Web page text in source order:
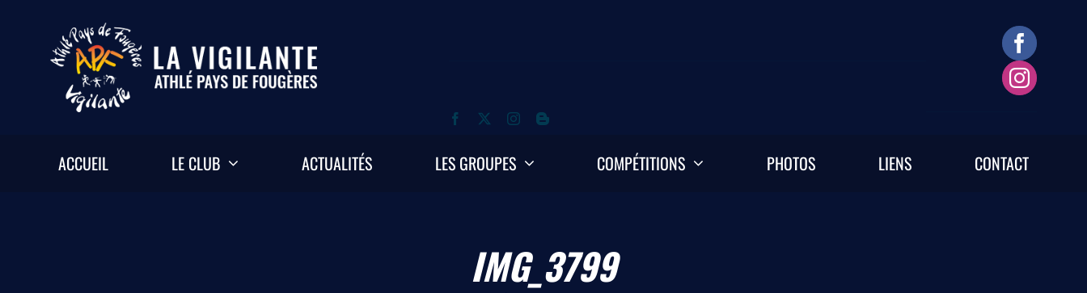
contenu
ACCUEIL LE CLUB ACTUALITÉS LES GROUPES COMPÉTITIONS PHOTOS LIENS CONTACT
IMG_3799